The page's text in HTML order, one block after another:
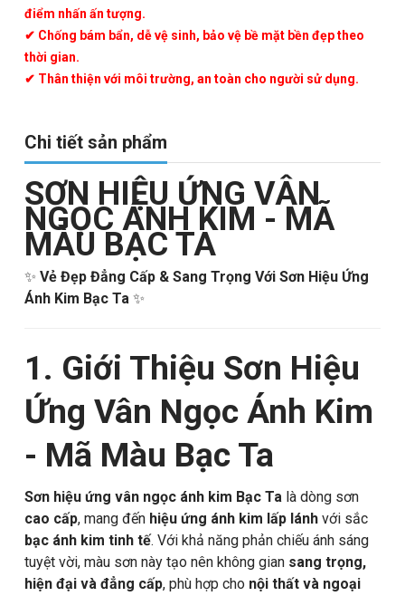
điểm nhấn ấn tượng.
✔ Chống bám bẩn, dễ vệ sinh, bảo vệ bề mặt bền đẹp theo
thời gian.
✔ Thân thiện với môi trường, an toàn cho người sử dụng.
Chi tiết sản phẩm
SƠN HIỆU ỨNG VÂN
NGỌC ÁNH KIM - MÃ
MÀU BẠC TA
✨ Vẻ Đẹp Đẳng Cấp & Sang Trọng Với Sơn Hiệu Ứng
Ánh Kim Bạc Ta ✨
1. Giới Thiệu Sơn Hiệu
Ứng Vân Ngọc Ánh Kim
- Mã Màu Bạc Ta
Sơn hiệu ứng vân ngọc ánh kim Bạc Ta là dòng sơn
cao cấp, mang đến hiệu ứng ánh kim lấp lánh với sắc
bạc ánh kim tinh tế. Với khả năng phản chiếu ánh sáng
tuyệt vời, màu sơn này tạo nên không gian sang trọng,
hiện đại và đẳng cấp, phù hợp cho nội thất và ngoại